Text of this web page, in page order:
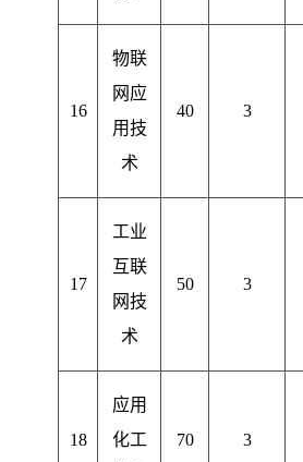
16
物联
网应
用技
术
40 3
17
工业
互联
网技
术
50 3
18
应用
化工
70 3